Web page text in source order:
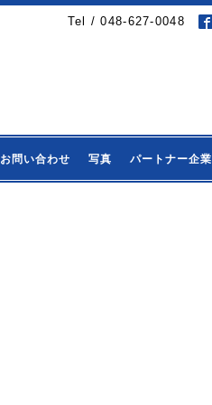
Tel / 048-627-0048
お問い合わせ 写真 パートナー企業